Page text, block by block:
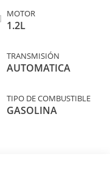
MOTOR
1.2L
TRANSMISIÓN
AUTOMATICA
TIPO DE COMBUSTIBLE
GASOLINA